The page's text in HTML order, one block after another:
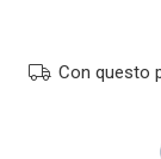
quantità
Con questo